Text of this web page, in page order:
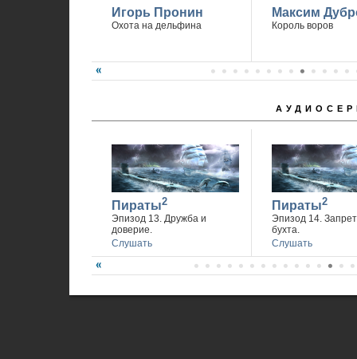
Игорь Пронин
Охота на дельфина
Максим
Король воров
Пираты2
Эпизод 13. Дружба и
доверие.
Слушать
Пираты2
Эпизод 14.
бухта.
Слушать